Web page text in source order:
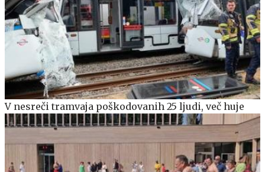
V nesreči tramvaja poškodovanih 25 ljudi, več huje